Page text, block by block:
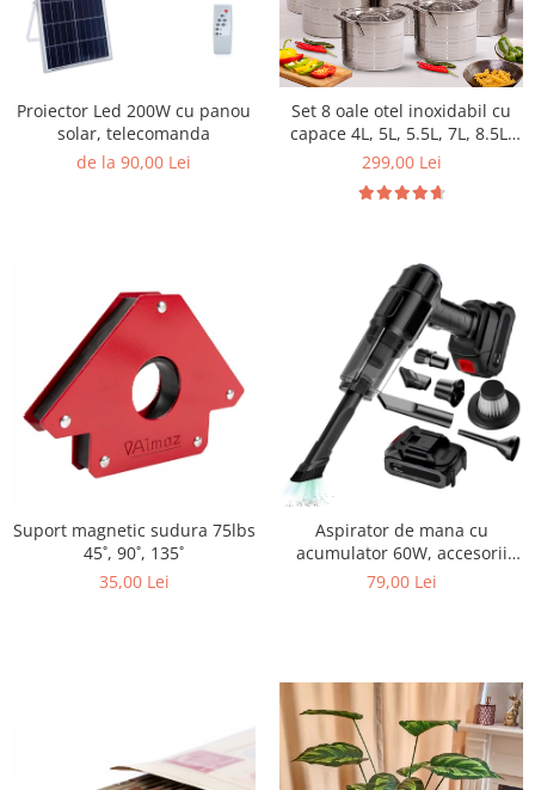
Proiector Led 200W cu panou
solar, telecomanda
de la 90,00 Lei
Set 8 oale otel inoxidabil cu
capace 4L, 5L, 5.5L, 7L, 8.5L,
10L, 11L, 13L
299,00 Lei
Suport magnetic sudura 75lbs
45˚, 90˚, 135˚
35,00 Lei
Aspirator de mana cu
acumulator 60W, accesorii
incluse, suflanta
79,00 Lei